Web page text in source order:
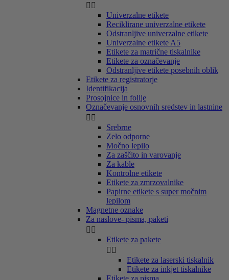
 
Univerzalne etikete
Reciklirane univerzalne etikete
Odstranljive univerzalne etikete
Univerzalne etikete A5
Etikete za matrične tiskalnike
Etikete za označevanje
Odstranljive etikete posebnih oblik
Etikete za registratorje
Identifikacija
Prosojnice in folije
Označevanje osnovnih sredstev in lastnine
 
Srebrne
Zelo odporne
Močno lepilo
Za zaščito in varovanje
Za kable
Kontrolne etikete
Etikete za zmrzovalnike
Papirne etikete s super močnim
lepilom
Magnetne oznake
Za naslove- pisma, paketi
 
Etikete za pakete
 
Etikete za laserski tiskalnik
Etikete za inkjet tiskalnike
Etikete za pisma